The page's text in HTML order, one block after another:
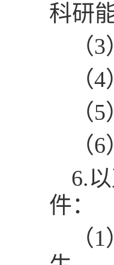
科研
（
（
（
（
6.
件：
（